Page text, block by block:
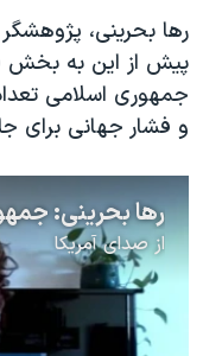
رها بحرینی،
پیش از این به بخش
جمهوری اسلامی
و فشار جهانی برای
ازصدای آمریکا
available